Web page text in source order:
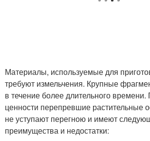
Материалы, используемые для
требуют измельчения. Крупные
в течение более длительного времени.
ценности перепревшие растительные
не уступают перегною и имеют
преимущества и недостатки: